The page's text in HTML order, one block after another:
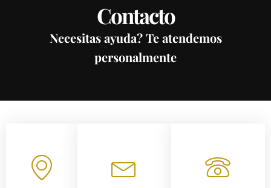
Contacto
Necesitas ayuda? Te atendemos
personalmente